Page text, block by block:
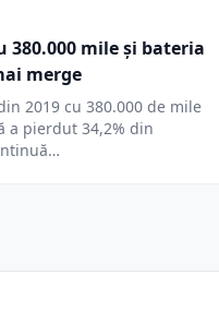
380.000 mile și bateria
merge
2019 cu 380.000 de mile
a pierdut 34,2% din